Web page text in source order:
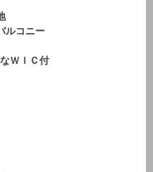
ルコニー
ＷＩＣ付